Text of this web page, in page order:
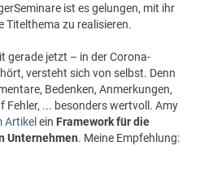
ist es gelungen, mit ihr
Titelthema zu realisieren.
gerade jetzt – in der Corona-
versteht sich von selbst. Denn
Bedenken, Anmerkungen,
Fehler, ... besonders wertvoll. Amy
Artikel ein Framework für die
Unternehmen. Meine Empfehlung: